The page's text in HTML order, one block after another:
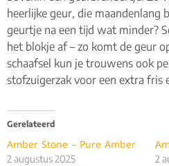
heerlijke geur, die
geurtje na een tijd wat minder?
het blokje af – zo komt de geur
schaafsel kun je trouwens ook
stofzuigerzak voor een extra fris
Gerelateerd
Amber Stone – Pure Amber
2 augustus 2025
2